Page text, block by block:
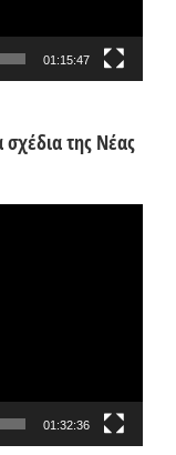
01:15:47
της Νέας
01:32:36